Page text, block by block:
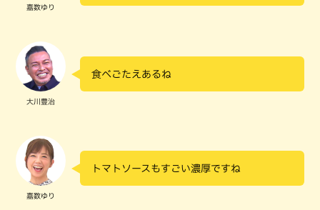
嘉数ゆり
大川豊治
食べごたえあるね
嘉数ゆり
トマトソースもすごい濃厚ですね